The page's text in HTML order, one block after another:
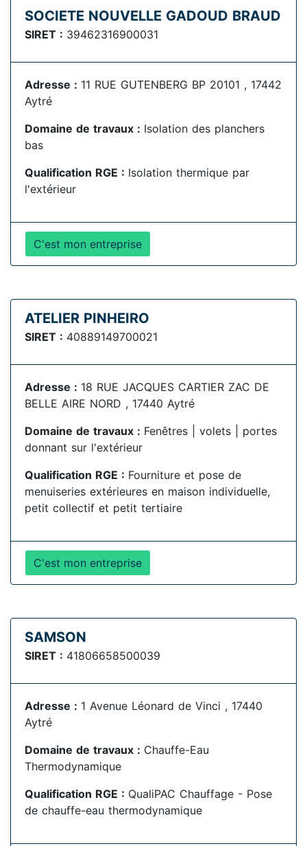
SOCIETE NOUVELLE GADOUD BRAUD
SIRET : 39462316900031
Adresse : 11 RUE GUTENBERG BP 20101 , 17442
Aytré
Domaine de travaux : Isolation des planchers
bas
Qualification RGE : Isolation thermique par
l'extérieur
C'est mon entreprise
ATELIER PINHEIRO
SIRET : 40889149700021
Adresse : 18 RUE JACQUES CARTIER ZAC DE
BELLE AIRE NORD , 17440 Aytré
Domaine de travaux : Fenêtres | volets | portes
donnant sur l'extérieur
Qualification RGE : Fourniture et pose de
menuiseries extérieures en maison individuelle,
petit collectif et petit tertiaire
C'est mon entreprise
SAMSON
SIRET : 41806658500039
Adresse : 1 Avenue Léonard de Vinci , 17440
Aytré
Domaine de travaux : Chauffe-Eau
Thermodynamique
Qualification RGE : QualiPAC Chauffage - Pose
de chauffe-eau thermodynamique